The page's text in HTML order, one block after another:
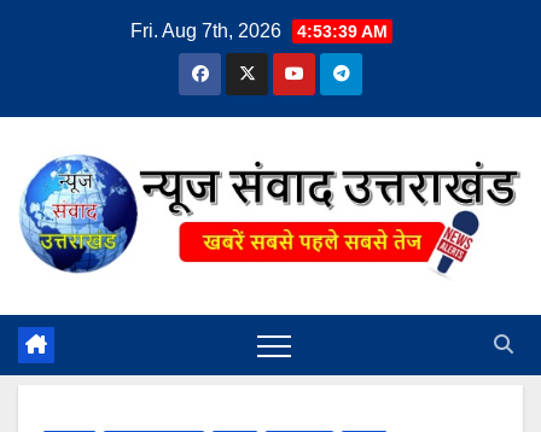
Fri. Aug 7th, 2026 4:53:39 AM